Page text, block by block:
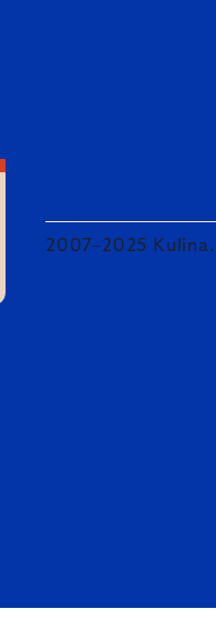
2007–2025